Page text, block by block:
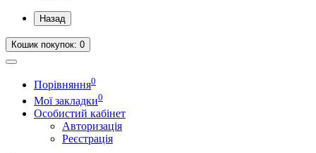
Назад
Кошик покупок: 0
Порівняння0
Мої закладки0
Особистий кабінет
Авторизація
Реєстрація